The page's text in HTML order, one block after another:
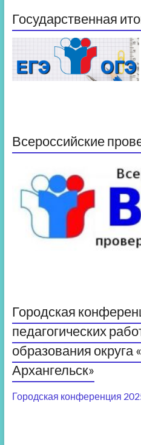
Государственная
Всероссийские
Городская
педагогических
образования округа
Архангельск»
Городская конференция